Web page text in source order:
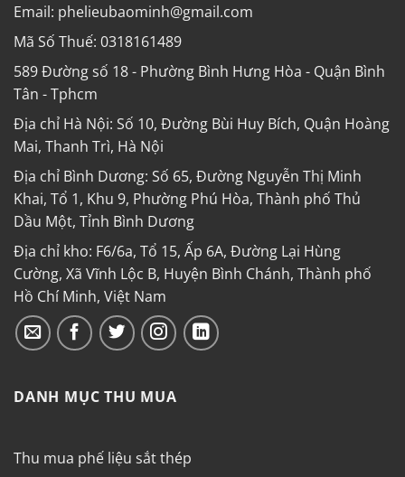
Email: phelieubaominh@gmail.com
Mã Số Thuế: 0318161489
589 Đường số 18 - Phường Bình Hưng Hòa - Quận Bình
Tân - Tphcm
Địa chỉ Hà Nội: Số 10, Đường Bùi Huy Bích, Quận Hoàng
Mai, Thanh Trì, Hà Nội
Địa chỉ Bình Dương: Số 65, Đường Nguyễn Thị Minh
Khai, Tổ 1, Khu 9, Phường Phú Hòa, Thành phố Thủ
Dầu Một, Tỉnh Bình Dương
Địa chỉ kho: F6/6a, Tổ 15, Ấp 6A, Đường Lại Hùng
Cường, Xã Vĩnh Lộc B, Huyện Bình Chánh, Thành phố
Hồ Chí Minh, Việt Nam
DANH MỤC THU MUA
Thu mua phế liệu sắt thép